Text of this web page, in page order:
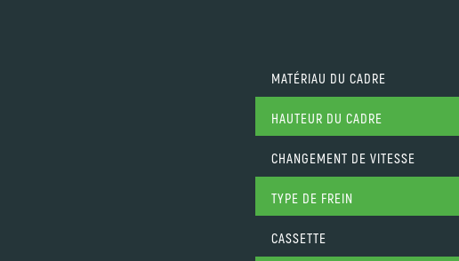
MATÉRIAU DU CADRE
HAUTEUR DU CADRE
CHANGEMENT DE VITESSE
TYPE DE FREIN
CASSETTE